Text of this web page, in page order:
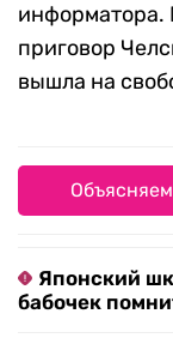
информатора.
приговор
вышла на
Японский
бабочек